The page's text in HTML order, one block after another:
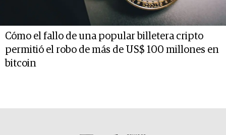
Cómo el fallo de una popular billetera cripto
permitió el robo de más de US$ 100 millones en
bitcoin